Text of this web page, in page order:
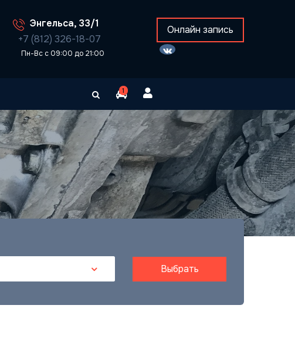
Энгельса, 33/1
+7 (812) 326-18-07
Пн-Вс с 09:00 до 21:00
Онлайн запись
1
Выбрать